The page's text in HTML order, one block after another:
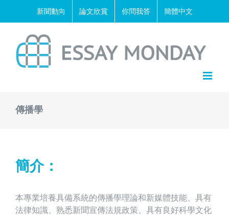
新聞動向 論文欣賞 你問我答 簡體中文
傳播學
簡介：
本專業培養具備系統的傳播學理論和新媒體技能、具有
法律知識、熟悉新聞宣傳法規政策、具有良好科學文化